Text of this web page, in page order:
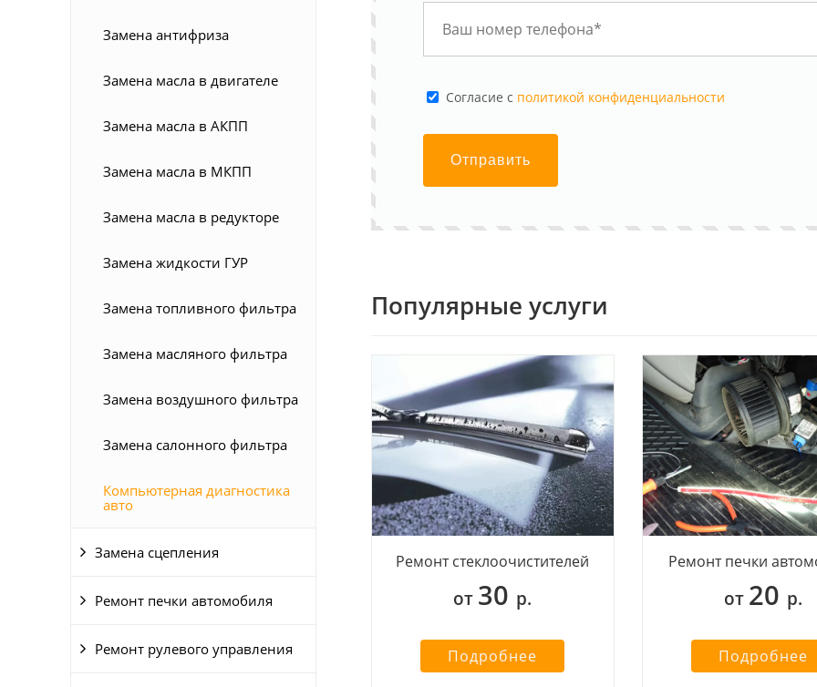
Замена антифриза
Замена масла в двигателе
Замена масла в АКПП
Замена масла в МКПП
Замена масла в редукторе
Замена жидкости ГУР
Замена топливного фильтра
Замена масляного фильтра
Замена воздушного фильтра
Замена салонного фильтра
Компьютерная диагностика
авто
Замена сцепления
Ремонт печки автомобиля
Ремонт рулевого управления
Cогласие с политикой конфиденциальности
Отправить
Популярные услуги
Ремонт стеклоочистителей
от 30 р.
Подробнее
Ремонт печки
от 20 р.
Подробнее